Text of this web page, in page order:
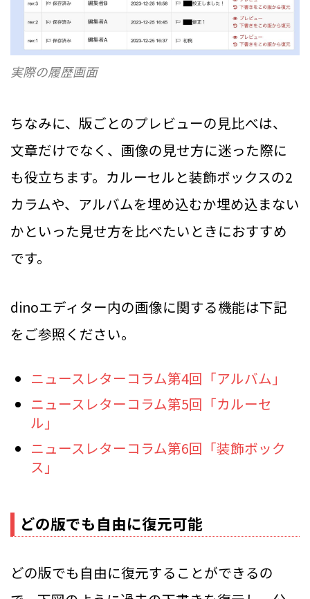
実際の履歴画面
ちなみに、版ごとのプレビューの見比べは、
文章だけでなく、画像の見せ方に迷った際に
も役立ちます。カルーセルと装飾ボックスの2
カラムや、アルバムを埋め込むか埋め込まない
かといった見せ方を比べたいときにおすすめ
です。
dinoエディター内の画像に関する機能は下記
をご参照ください。
ニュースレターコラム第4回「アルバム」
ニュースレターコラム第5回「カルーセ
ル」
ニュースレターコラム第6回「装飾ボック
ス」
どの版でも自由に復元可能
どの版でも自由に復元することができるの